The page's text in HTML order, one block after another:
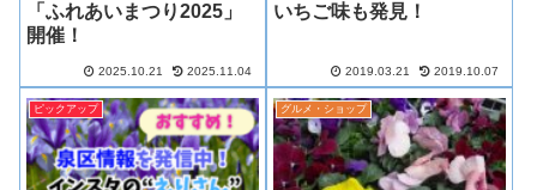
「ふれあいまつり2025」
開催！
2025.10.21 2025.11.04
いちご味も発見！
2019.03.21 2019.10.07
ピックアップ グルメ・ショップ